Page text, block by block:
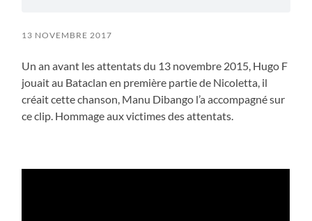
13 NOVEMBRE 2017
Un an avant les attentats du 13 novembre 2015, Hugo F
jouait au Bataclan en première partie de Nicoletta, il
créait cette chanson, Manu Dibango l’a accompagné sur
ce clip. Hommage aux victimes des attentats.